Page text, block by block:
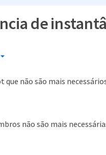
de
que não são mais
não são mais